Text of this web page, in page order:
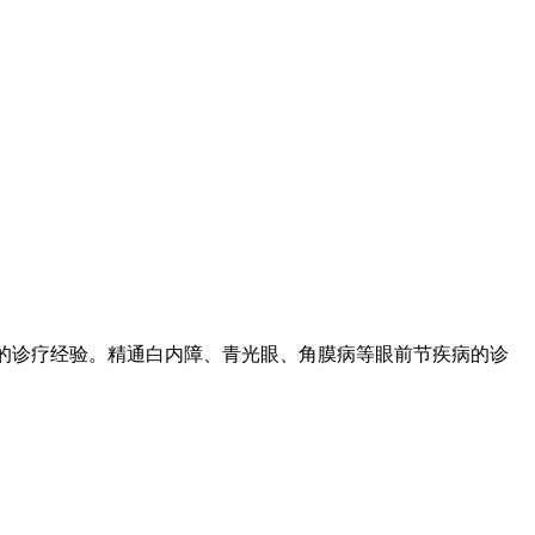
疗经验。精通白内障、青光眼、角膜病等眼前节疾病的诊